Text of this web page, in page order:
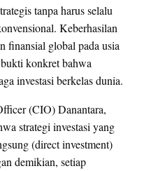
tanpa harus selalu
Keberhasilan
finansial global pada usia
konkret bahwa
investasi berkelas dunia.
(CIO) Danantara,
strategi investasi yang
(direct investment)
demikian, setiap